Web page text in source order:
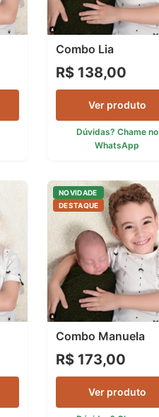
Combo Lia
R$ 138,00
Ver produto
Dúvidas? Chame no
WhatsApp
NOVIDADE
DESTAQUE
Combo Manuela
R$ 173,00
Ver produto